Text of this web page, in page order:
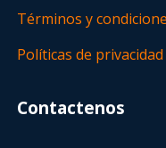
Términos y
Políticas de privacidad
Contactenos